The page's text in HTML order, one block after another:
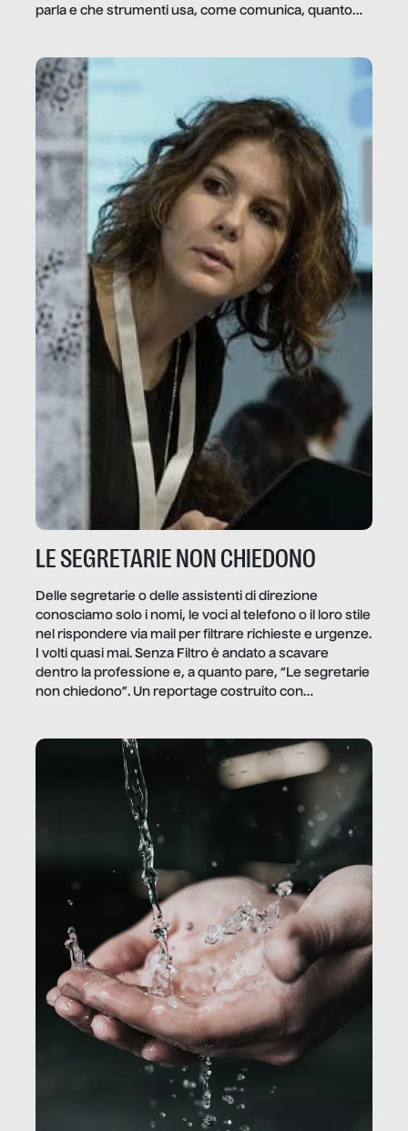
parla e che strumenti usa, come comunica, quanto
LE SEGRETARIE NON CHIEDONO
Delle segretarie o delle assistenti di direzione
conosciamo solo i nomi, le voci al telefono o il loro stile
nel rispondere via mail per filtrare richieste e urgenze.
I volti quasi mai. Senza Filtro è andato a scavare
dentro la professione e, a quanto pare, “Le segretarie
non chiedono”. Un reportage costruito con